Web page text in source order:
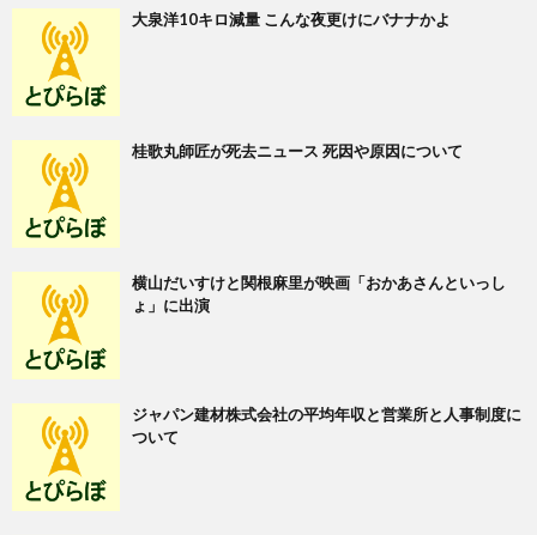
大泉洋10キロ減量 こんな夜更けにバナナかよ
桂歌丸師匠が死去ニュース 死因や原因について
横山だいすけと関根麻里が映画「おかあさんといっし
ょ」に出演
ジャパン建材株式会社の平均年収と営業所と人事制度に
ついて